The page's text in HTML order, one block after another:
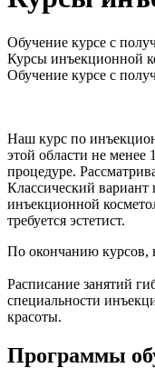
Обучение курсе с
Курсы инъекционной
Обучение курсе с
Наш курс по
этой области не менее
процедуре.
Классический
инъекционной
требуется эстетист.
По окончанию курсов,
Расписание занятий
специальности
красоты.
Программы